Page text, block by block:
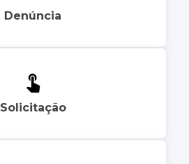
Denúncia
Solicitação